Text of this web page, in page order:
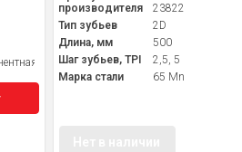
производителя
23822
Тип зубьев
2D
Длина, мм
500
Шаг зубьев, TPI
2,5, 5
Марка стали
65 Mn